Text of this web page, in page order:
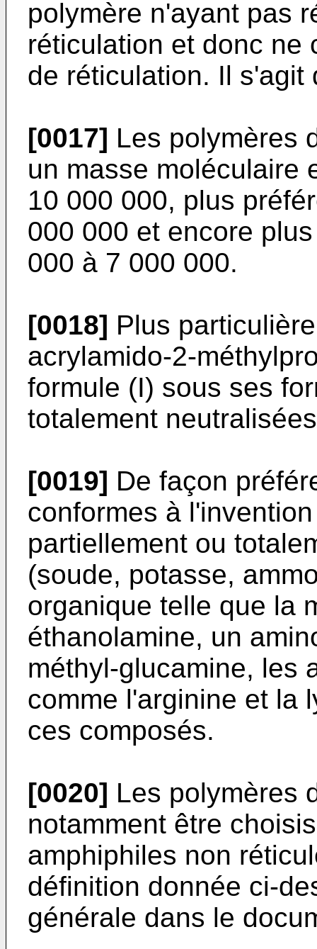
polymère n'ayant pas
réticulation et donc ne
de réticulation. Il s'agit
[0017] Les polymères
un masse moléculaire
10 000 000, plus
000 000 et encore
000 à 7 000 000.
[0018] Plus
acrylamido-2-
formule (I) sous ses
totalement
[0019] De façon
conformes à
partiellement ou
(soude, potasse,
organique telle que la
éthanolamine, un
méthyl-glucamine, les
comme l'arginine et la
ces composés.
[0020] Les polymères
notamment être
amphiphiles non
définition donnée ci-
générale dans le